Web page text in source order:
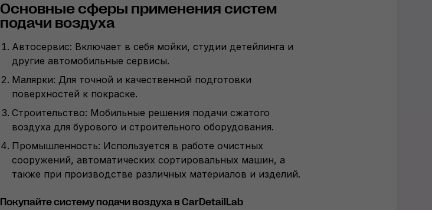
Основные сферы применения систем
подачи воздуха
Автосервис: Включает в себя мойки, студии детейлинга и
другие автомобильные сервисы.
Малярки: Для точной и качественной подготовки
поверхностей к покраске.
Строительство: Мобильные решения подачи сжатого
воздуха для бурового и строительного оборудования.
Промышленность: Используется в работе очистных
сооружений, автоматических сортировальных машин, а
также при производстве различных материалов и изделий.
Покупайте систему подачи воздуха в CarDetailLab